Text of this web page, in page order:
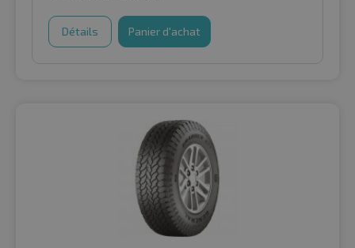
Détails Panier d'achat